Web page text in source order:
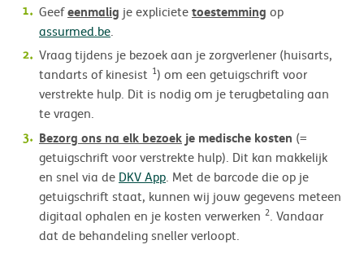
Geefeenmalig je explicietetoestemming op
assurmed.be.
Vraag tijdens je bezoek aan je zorgverlener (huisarts,
tandarts of kinesist 1) om een getuigschrift voor
verstrekte hulp. Dit is nodig om je terugbetaling aan
te vragen.
Bezorg ons na elk bezoek je medische kosten (=
getuigschrift voor verstrekte hulp). Dit kan makkelijk
en snel via de DKV App. Met de barcode die op je
getuigschrift staat, kunnen wij jouw gegevens meteen
digitaal ophalen en je kosten verwerken 2. Vandaar
dat de behandeling sneller verloopt.